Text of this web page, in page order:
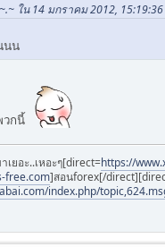
ใน 14 มกราคม 2012, 15:19:36
นน
วกนี้
ยอะ..เหอะๆ[direct=https://
free.com]สอนforex[/
index.php/